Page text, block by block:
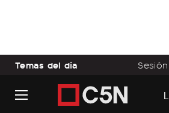
Temas del día